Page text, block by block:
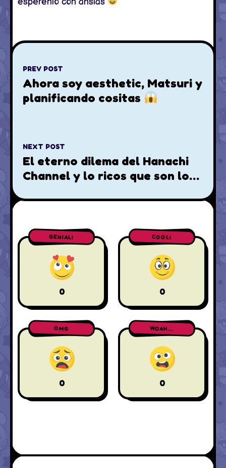
PREV POST
Ahora soy aesthetic, Matsuri y
planificando cositas
NEXT POST
El eterno dilema del Hanachi
Channel y lo ricos que son los
GENIAL!
0
COOL!
0
OMG
0
WOAH...
0